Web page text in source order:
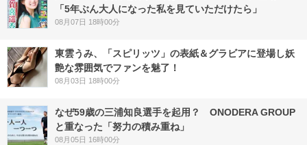
「5年ぶん大人になった私を見ていただけたら」
08月07日 18時00分
東雲うみ、「スピリッツ」の表紙＆グラビアに登場し妖
艶な雰囲気でファンを魅了！
08月03日 18時00分
なぜ59歳の三浦知良選手を起用？ ONODERA GROUP
と重なった「努力の積み重ね」
08月05日 16時00分